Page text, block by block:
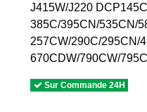
J415W/J220
385C/395CN/535CN/
257CW/290C/295CN/
670CDW/790CW/
Sur Commande 24H